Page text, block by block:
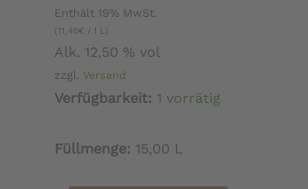
Enthält 19% MwSt.
(11,40€ / 1 L)
Alk. 12,50 % vol
zzgl. Versand
Verfügbarkeit: 1 vorrätig
Füllmenge: 15,00 L